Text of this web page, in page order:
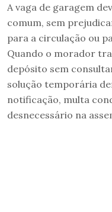
A vaga de garagem
comum, sem
para a circulação ou
Quando o morador
depósito sem
solução temporária
notificação, multa
desnecessário na